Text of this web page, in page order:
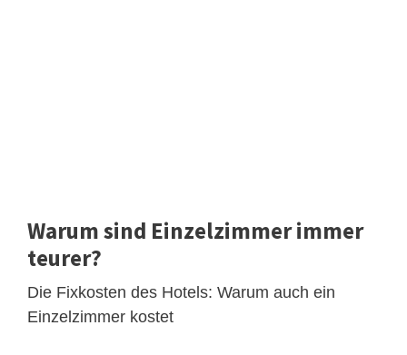
Warum sind Einzelzimmer immer
teurer?
Die Fixkosten des Hotels: Warum auch ein
Einzelzimmer kostet